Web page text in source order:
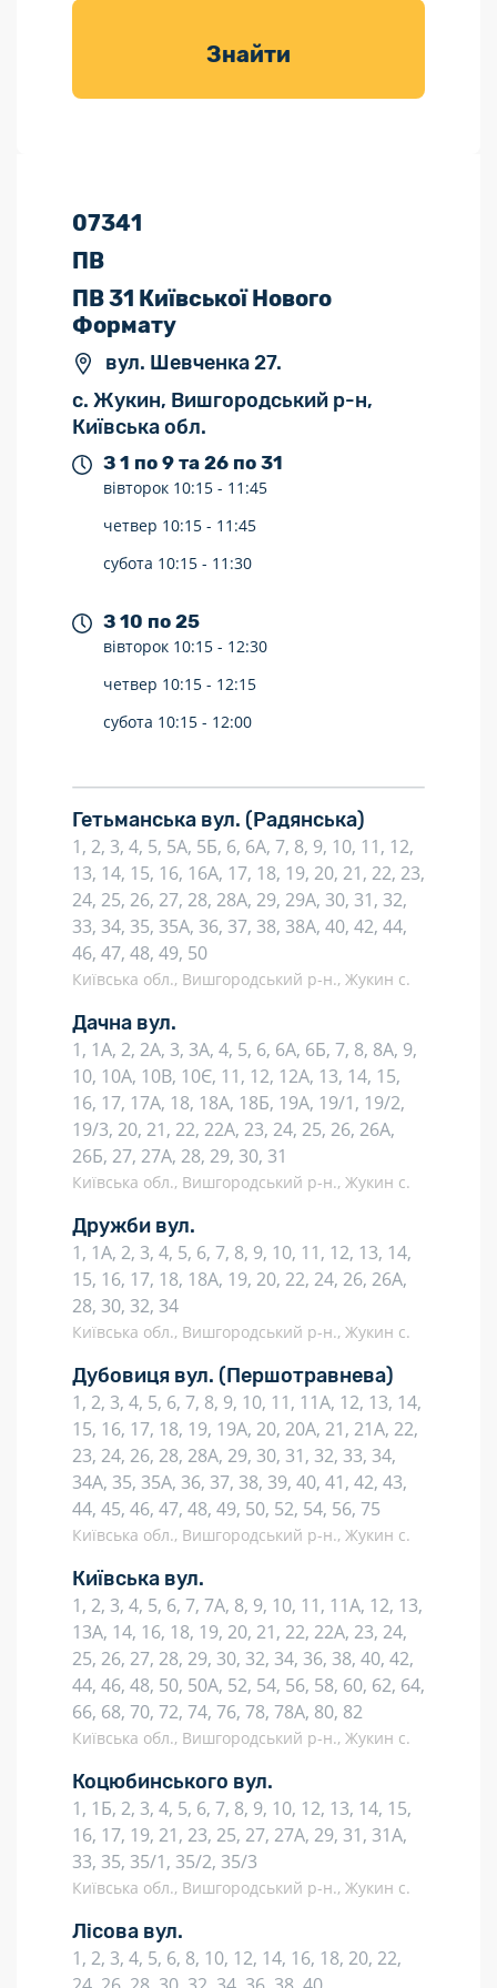
товарів для
Знайти
07341
ПВ
ПВ 31 Київської Нового
Формату
вул. Шевченка 27.
с. Жукин, Вишгородський р-н,
Київська обл.
З 1 по 9 та 26 по 31
вівторок 10:15 - 11:45
четвер 10:15 - 11:45
субота 10:15 - 11:30
З 10 по 25
вівторок 10:15 - 12:30
четвер 10:15 - 12:15
субота 10:15 - 12:00
Гетьманська вул. (Радянська)
1, 2, 3, 4, 5, 5А, 5Б, 6, 6А, 7, 8, 9, 10, 11, 12,
13, 14, 15, 16, 16А, 17, 18, 19, 20, 21, 22, 23,
24, 25, 26, 27, 28, 28А, 29, 29А, 30, 31, 32,
33, 34, 35, 35А, 36, 37, 38, 38А, 40, 42, 44,
46, 47, 48, 49, 50
Київська обл., Вишгородський р-н., Жукин с.
Дачна вул.
1, 1А, 2, 2А, 3, 3А, 4, 5, 6, 6А, 6Б, 7, 8, 8А, 9,
10, 10А, 10В, 10Є, 11, 12, 12А, 13, 14, 15,
16, 17, 17А, 18, 18А, 18Б, 19А, 19/1, 19/2,
19/3, 20, 21, 22, 22А, 23, 24, 25, 26, 26А,
26Б, 27, 27А, 28, 29, 30, 31
Київська обл., Вишгородський р-н., Жукин с.
Дружби вул.
1, 1А, 2, 3, 4, 5, 6, 7, 8, 9, 10, 11, 12, 13, 14,
15, 16, 17, 18, 18А, 19, 20, 22, 24, 26, 26А,
28, 30, 32, 34
Київська обл., Вишгородський р-н., Жукин с.
Дубовиця вул. (Першотравнева)
1, 2, 3, 4, 5, 6, 7, 8, 9, 10, 11, 11А, 12, 13, 14,
15, 16, 17, 18, 19, 19А, 20, 20А, 21, 21А, 22,
23, 24, 26, 28, 28А, 29, 30, 31, 32, 33, 34,
34А, 35, 35А, 36, 37, 38, 39, 40, 41, 42, 43,
44, 45, 46, 47, 48, 49, 50, 52, 54, 56, 75
Київська обл., Вишгородський р-н., Жукин с.
Київська вул.
1, 2, 3, 4, 5, 6, 7, 7А, 8, 9, 10, 11, 11А, 12, 13,
13А, 14, 16, 18, 19, 20, 21, 22, 22А, 23, 24,
25, 26, 27, 28, 29, 30, 32, 34, 36, 38, 40, 42,
44, 46, 48, 50, 50А, 52, 54, 56, 58, 60, 62, 64,
66, 68, 70, 72, 74, 76, 78, 78А, 80, 82
Київська обл., Вишгородський р-н., Жукин с.
Коцюбинського вул.
1, 1Б, 2, 3, 4, 5, 6, 7, 8, 9, 10, 12, 13, 14, 15,
16, 17, 19, 21, 23, 25, 27, 27А, 29, 31, 31А,
33, 35, 35/1, 35/2, 35/3
Київська обл., Вишгородський р-н., Жукин с.
Лісова вул.
1, 2, 3, 4, 5, 6, 8, 10, 12, 14, 16, 18, 20, 22,